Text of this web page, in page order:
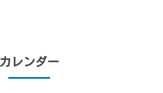
カレンダー